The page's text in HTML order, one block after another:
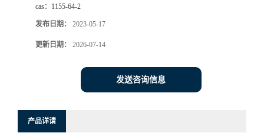
cas： 1155-64-2
发布日期： 2023-05-17
更新日期： 2026-07-14
发送咨询信息
产品详请